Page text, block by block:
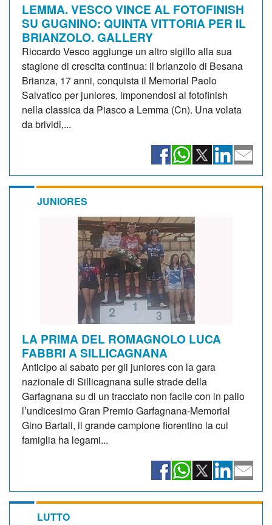
LEMMA. VESCO VINCE AL FOTOFINISH
SU GUGNINO: QUINTA VITTORIA PER IL
BRIANZOLO. GALLERY
Riccardo Vesco aggiunge un altro sigillo alla sua
stagione di crescita continua: il brianzolo di Besana
Brianza, 17 anni, conquista il Memorial Paolo
Salvatico per juniores, imponendosi al fotofinish
nella classica da Piasco a Lemma (Cn). Una volata
da brividi,...
JUNIORES
LA PRIMA DEL ROMAGNOLO LUCA
FABBRI A SILLICAGNANA
Anticipo al sabato per gli juniores con la gara
nazionale di Sillicagnana sulle strade della
Garfagnana su di un tracciato non facile con in palio
l’undicesimo Gran Premio Garfagnana-Memorial
Gino Bartali, il grande campione fiorentino la cui
famiglia ha legami...
LUTTO